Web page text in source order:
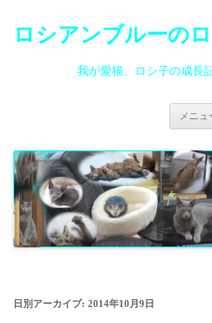
ロシアンブルーの
我が愛猫、ロシ子の成長
メニュ
日別アーカイブ: 2014年10月9日